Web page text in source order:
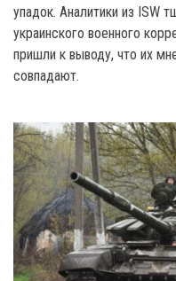
упадок. Аналитики из ISW
украинского военного
пришли к выводу, что их
совпадают.